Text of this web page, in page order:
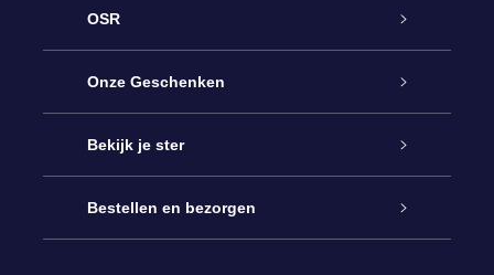
OSR
Service
Contact
Blog
Onze Geschenken
Online Star Gift
OSR Cadeaupakket
Bekijk je ster
Sterrenregister
Bestellen en bezorgen